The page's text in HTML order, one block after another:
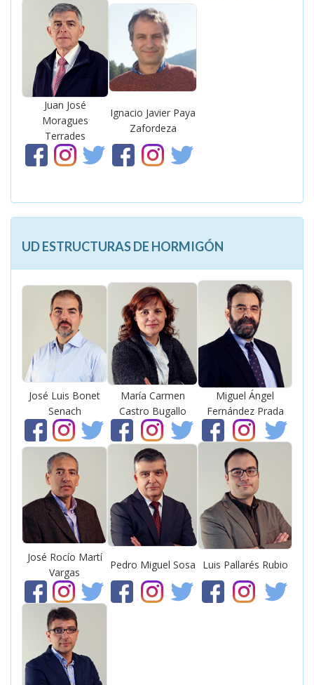
Juan José
Moragues
Terrades
Ignacio Javier Paya
Zafordeza
UD ESTRUCTURAS DE HORMIGÓN
José Luis Bonet
Senach
María Carmen
Castro Bugallo
Miguel Ángel
Fernández Prada
José Rocío Martí
Vargas
Pedro Miguel Sosa Luis Pallarés Rubio